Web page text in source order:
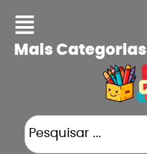
Mais Categorias